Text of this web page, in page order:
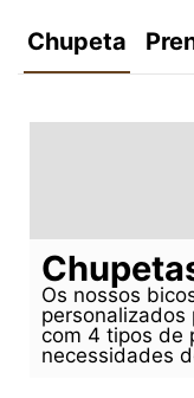
Chupeta
Os nossos
com 4 tipos de
necessidades